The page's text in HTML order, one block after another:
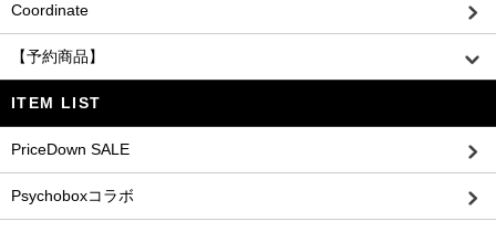
Coordinate
【予約商品】
ITEM LIST
PriceDown SALE
Psychoboxコラボ